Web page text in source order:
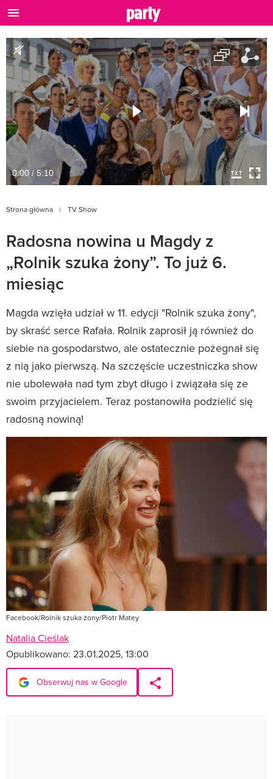
0:00 / 5:10
Strona główna TV Show
Radosna nowina u Magdy z
„Rolnik szuka żony”. To już 6.
miesiąc
Magda wzięła udział w 11. edycji "Rolnik szuka żony",
by skraść serce Rafała. Rolnik zaprosił ją również do
siebie na gospodarstwo, ale ostatecznie pożegnał się
z nią jako pierwszą. Na szczęście uczestniczka show
nie ubolewała nad tym zbyt długo i związała się ze
swoim przyjacielem. Teraz postanowiła podzielić się
radosną nowiną!
Facebook/Rolnik szuka żony/Piotr Matey
Natalia Cieślak
Opublikowano: 23.01.2025, 13:00
Obserwuj nas w Google